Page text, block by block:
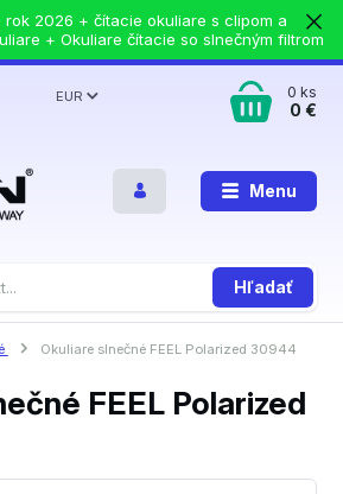
rok 2026 + čítacie okuliare s clipom a
+ Okuliare čítacie so slnečným filtrom
Menu
EUR
Hľadať
0ks
0 €
Okuliare slnečné FEEL Polarized 30944
FEEL Polarized